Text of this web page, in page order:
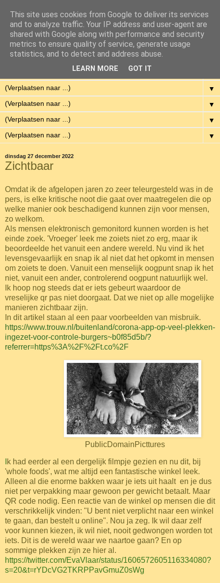
Eenvoudig Gelukkig
Met weinig middelen een hoge kwaliteit van leven hebben.
▼
▼
▼
▼
dinsdag 27 december 2022
Zichtbaar
Omdat ik de afgelopen jaren zo zeer teleurgesteld was in de
pers, is elke kritische noot die gaat over maatregelen die op
welke manier ook beschadigend kunnen zijn voor mensen,
zo welkom.
Als mensen elektronisch gemonitord kunnen worden is het
einde zoek. 'Vroeger' leek me zoiets niet zo erg, maar ik
beoordeelde het vanuit een andere wereld. Nu vind ik het
levensgevaarlijk en snap ik al niet dat het opkomt in mensen
om zoiets te doen. Vanuit een menselijk oogpunt snap ik het
niet, vanuit een ander, controlerend oogpunt natuurlijk wel.
Ik hoop nog steeds dat er iets gebeurt waardoor de
vreselijke qr pas niet doorgaat. Dat we niet op alle mogelijke
manieren zichtbaar zijn.
In dit artikel staan al een paar voorbeelden van misbruik.
https://www.trouw.nl/buitenland/corona-app-op-veel-plekken-
ingezet-voor-controle-burgers~b0f85d5b/?
referrer=https%3A%2F%2Ft.co%2F
PublicDomainPicttures
k had eerder al een dergelijk filmpje gezien en nu dit, bij
'whole foods', wat me altijd een fantastische winkel leek.
Alleen al die enorme bakken waar je iets uit haalt en je dus
niet per verpakking maar gewoon per gewicht betaalt. Maar
QR code nodig. Een reactie van de winkel op mensen die dit
verschrikkelijk vinden: "U bent niet verplicht naar een winkel
te gaan, dan bestelt u online". Nou ja zeg. Ik wil daar zelf
voor kunnen kiezen, ik wil niet, nooit gedwongen worden tot
iets. Dit is de wereld waar we naartoe gaan? En op
sommige plekken zijn ze hier al.
https://twitter.com/EvaVlaar/status/1606572605116334080?
s=20&t=rYDcVG2TKRPPavGmuZ0sWg
This site uses cookies from Google to deliver its services
and to analyze traffic. Your IP address and user-agent are
shared with Google along with performance and security
metrics to ensure quality of service, generate usage
statistics, and to detect and address abuse.
LEARN MORE GOT IT